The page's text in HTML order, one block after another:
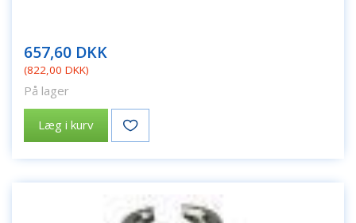
657,60 DKK
(822,00 DKK)
På lager
Læg i kurv